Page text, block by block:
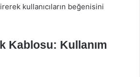
kullanıcıların beğenisini
Kablosu: Kullanım